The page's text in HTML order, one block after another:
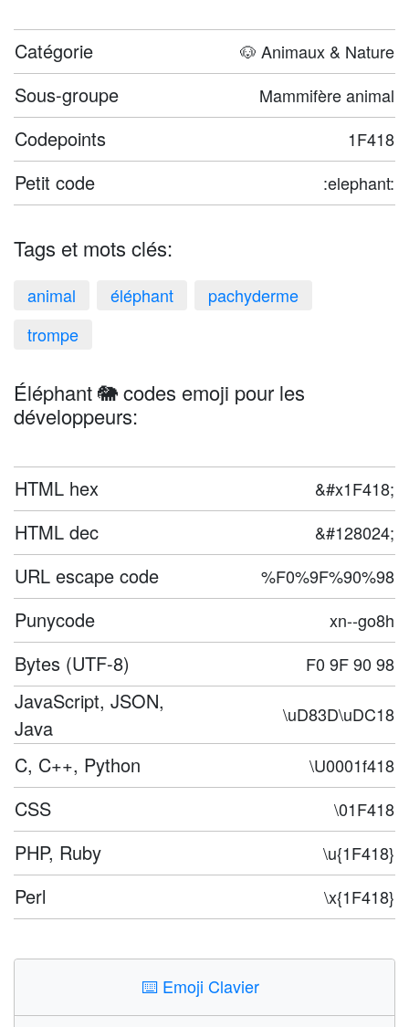
Catégorie 🐶 Animaux & Nature
Sous-groupe Mammifère animal
Codepoints 1F418
Petit code :elephant:
Tags et mots clés:
animal éléphant
pachyderme
trompe
Éléphant 🐘 codes emoji pour les
développeurs:
HTML hex &#x1F418;
HTML dec &#128024;
URL escape code %F0%9F%90%98
Punycode xn--go8h
Bytes (UTF-8) F0 9F 90 98
JavaScript, JSON,
Java
\uD83D\uDC18
C, C++, Python \U0001f418
CSS \01F418
PHP, Ruby \u{1F418}
Perl \x{1F418}
⌨️ Emoji Clavier